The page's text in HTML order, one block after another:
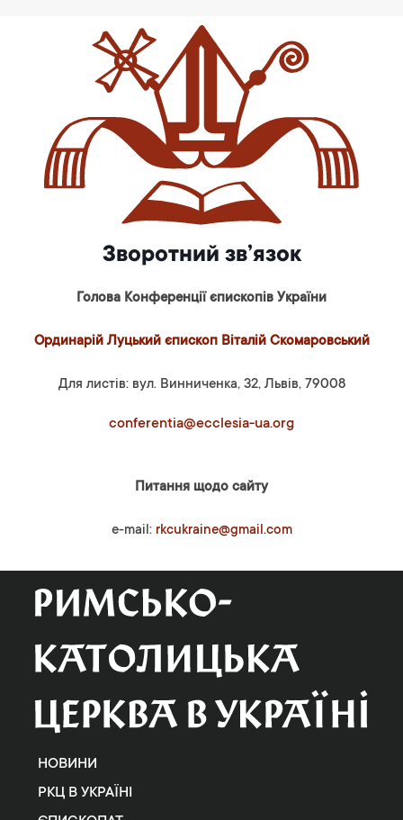
Зворотний зв’язок
Голова Конференції єпископів України
Ординарій Луцький єпископ Віталій Скомаровський
Для листів: вул. Винниченка, 32, Львів, 79008
conferentia@ecclesia-ua.org
Питання щодо сайту
e-mail: rkcukraine@gmail.com
НОВИНИ
РКЦ В УКРАЇНІ